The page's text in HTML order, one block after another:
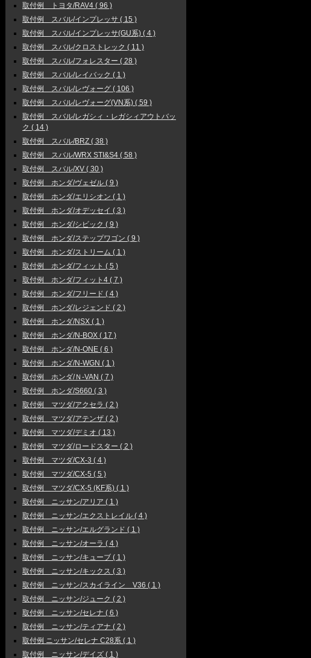
取付例 トヨタ/RAV4 ( 96 )
取付例 スバル/インプレッサ ( 15 )
取付例 スバル/インプレッサ(GU系) ( 4 )
取付例 スバル/クロストレック ( 11 )
取付例 スバル/フォレスター ( 28 )
取付例 スバル/レイバック ( 1 )
取付例 スバル/レヴォーグ ( 106 )
取付例 スバル/レヴォーグ(VN系) ( 59 )
取付例 スバル/レガシィ・レガシィアウトバッ
ク ( 14 )
取付例 スバル/BRZ ( 38 )
取付例 スバル/WRX STI&S4 ( 58 )
取付例 スバル/XV ( 30 )
取付例 ホンダ/ヴェゼル ( 9 )
取付例 ホンダ/エリシオン ( 1 )
取付例 ホンダ/オデッセイ ( 3 )
取付例 ホンダ/シビック ( 9 )
取付例 ホンダ/ステップワゴン ( 9 )
取付例 ホンダ/ストリーム ( 1 )
取付例 ホンダ/フィット ( 5 )
取付例 ホンダ/フィット4 ( 7 )
取付例 ホンダ/フリード ( 4 )
取付例 ホンダ/レジェンド ( 2 )
取付例 ホンダ/NSX ( 1 )
取付例 ホンダ/N-BOX ( 17 )
取付例 ホンダ/N-ONE ( 6 )
取付例 ホンダ/N-WGN ( 1 )
取付例 ホンダ/Ｎ-VAN ( 7 )
取付例 ホンダ/S660 ( 3 )
取付例 マツダ/アクセラ ( 2 )
取付例 マツダ/アテンザ ( 2 )
取付例 マツダ/デミオ ( 13 )
取付例 マツダ/ロードスター ( 2 )
取付例 マツダ/CX-3 ( 4 )
取付例 マツダ/CX-5 ( 5 )
取付例 マツダ/CX-5 (KF系) ( 1 )
取付例 ニッサン/アリア ( 1 )
取付例 ニッサン/エクストレイル ( 4 )
取付例 ニッサン/エルグランド ( 1 )
取付例 ニッサン/オーラ ( 4 )
取付例 ニッサン/キューブ ( 1 )
取付例 ニッサン/キックス ( 3 )
取付例 ニッサン/スカイライン V36 ( 1 )
取付例 ニッサン/ジューク ( 2 )
取付例 ニッサン/セレナ ( 6 )
取付例 ニッサン/ティアナ ( 2 )
取付例 ニッサン/セレナ C28系 ( 1 )
取付例 ニッサン/デイズ ( 1 )